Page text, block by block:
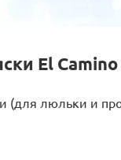
El Camino
(для люльки и